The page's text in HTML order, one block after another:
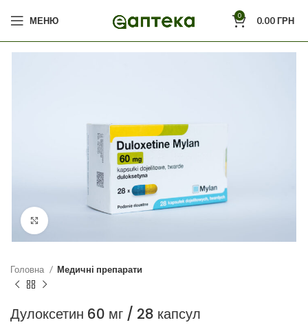
МЕНЮ 0 0.00ГРН
Головна Медичні препарати
Дулоксетин 60 мг / 28 капсул